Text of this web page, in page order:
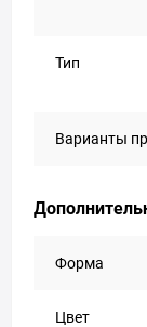
Тип
Варианты
Форма
Цвет